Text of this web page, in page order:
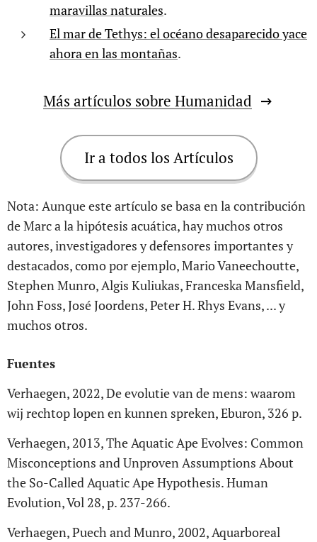
maravillas naturales.
El mar de Tethys: el océano desaparecido yace
ahora en las montañas.
Más artículos sobre Humanidad
Ir a todos los Artículos
Nota: Aunque este artículo se basa en la contribución
de Marc a la hipótesis acuática, hay muchos otros
autores, investigadores y defensores importantes y
destacados, como por ejemplo, Mario Vaneechoutte,
Stephen Munro, Algis Kuliukas, Franceska Mansfield,
John Foss, José Joordens, Peter H. Rhys Evans, ... y
muchos otros.
Fuentes
Verhaegen, 2022, De evolutie van de mens: waarom
wij rechtop lopen en kunnen spreken, Eburon, 326 p.
Verhaegen, 2013, The Aquatic Ape Evolves: Common
Misconceptions and Unproven Assumptions About
the So-Called Aquatic Ape Hypothesis. Human
Evolution, Vol 28, p. 237-266.
Verhaegen, Puech and Munro, 2002, Aquarboreal